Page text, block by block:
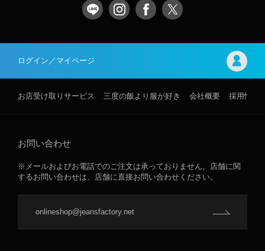
ログイン／マイページ
お店受け取りサービス 三度の飯より服が好き 会社概要 採用情報
お問い合わせ
※メールおよびお電話でのご注文は承っておりません。店舗に関
するお問い合わせは、店舗に直接お問い合わせください。
onlineshop@jeansfactory.net